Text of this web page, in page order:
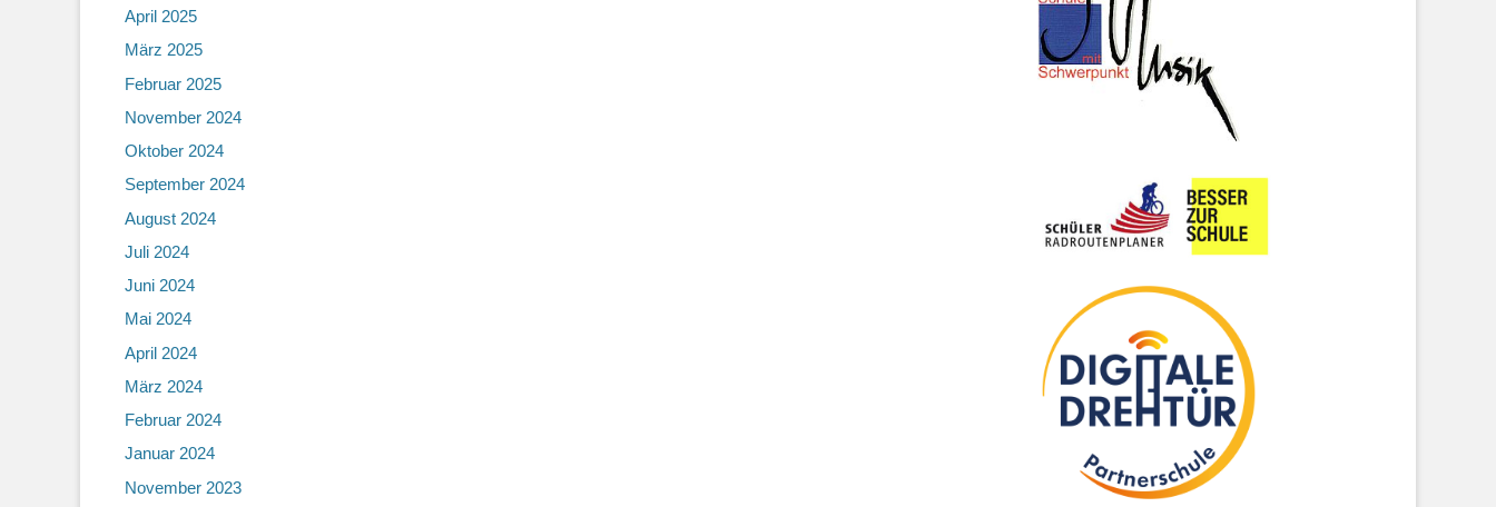
April 2025
März 2025
Februar 2025
November 2024
Oktober 2024
September 2024
August 2024
Juli 2024
Juni 2024
Mai 2024
April 2024
März 2024
Februar 2024
Januar 2024
November 2023